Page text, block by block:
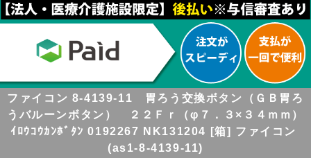
ファイコン 8-4139-11 胃ろう交換ボタン（ＧＢ胃ろ
うバルーンボタン） ２２Ｆｒ（φ７．３×３４ｍｍ）
ｲﾛｳｺｳｶﾝﾎﾞﾀﾝ 0192267 NK131204 [箱] ファイコン
(as1-8-4139-11)